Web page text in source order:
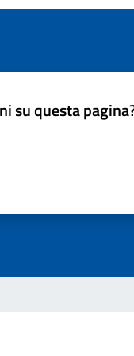
su questa